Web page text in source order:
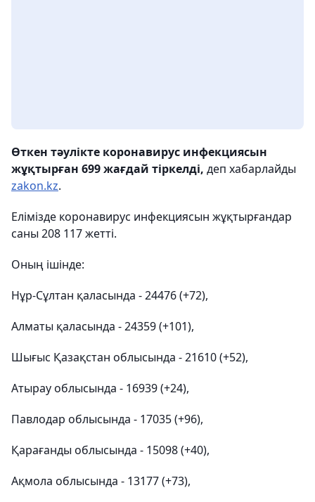
Өткен тәулікте коронавирус инфекциясын
жұқтырған 699 жағдай тіркелді, деп хабарлайды
zakon.kz.
Елімізде коронавирус инфекциясын жұқтырғандар
саны 208 117 жетті.
Оның ішінде:
Нұр-Сұлтан қаласында - 24476 (+72),
Алматы қаласында - 24359 (+101),
Шығыс Қазақстан облысында - 21610 (+52),
Атырау облысында - 16939 (+24),
Павлодар облысында - 17035 (+96),
Қарағанды облысында - 15098 (+40),
Ақмола облысында - 13177 (+73),